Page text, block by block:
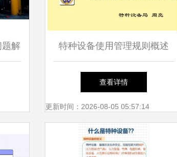
题解 特种设备使用管理规则概述
查看详情
更新时间：2026-08-05 05:57:14